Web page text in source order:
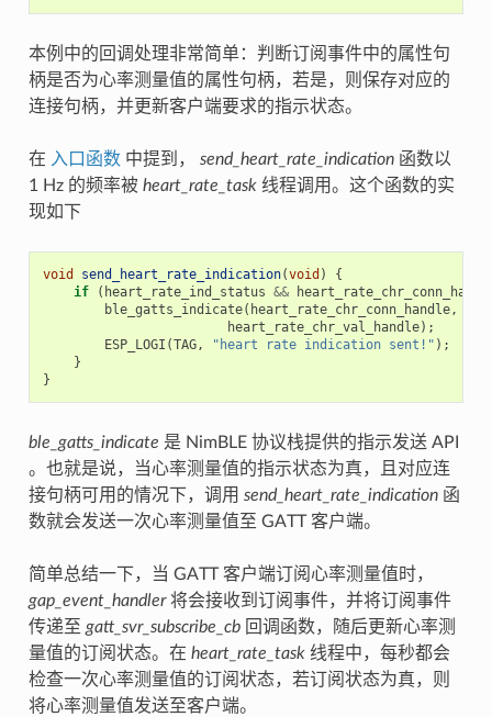
本例中的回调处理非常简单：判断订阅事件中的属性句
柄是否为心率测量值的属性句柄，若是，则保存对应的
连接句柄，并更新客户端要求的指示状态。
在 入口函数中提到， send_heart_rate_indication函数以
1 Hz 的频率被 heart_rate_task线程调用。这个函数的实
现如下
void send_heart_rate_indication(void )
{
if
( heart_rate_ind_status &&
ble_gatts_indicate( heart_rate_chr_conn_handle,
heart_rate_chr_val_handle);
ESP_LOGI (TAG, "heart rate indication sent!" );
}
}
ble_gatts_indicate 是 NimBLE 协议栈提供的指示发送 API
。也就是说，当心率测量值的指示状态为真，且对应连
接句柄可用的情况下，调用 send_heart_rate_indication函
数就会发送一次心率测量值至 GATT 客户端。
简单总结一下，当 GATT 客户端订阅心率测量值时，
gap_event_handler将会接收到订阅事件，并将订阅事件
传递至 gatt_svr_subscribe_cb回调函数，随后更新心率测
量值的订阅状态。在 heart_rate_task线程中，每秒都会
检查一次心率测量值的订阅状态，若订阅状态为真，则
将心率测量值发送至客户端。